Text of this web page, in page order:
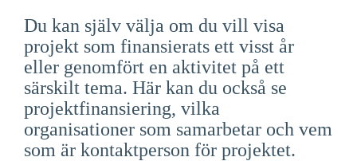
English
Skandinaviska
Suomi
Íslenska
Du kan själv välja om du vill visa
projekt som finansierats ett visst år
eller genomfört en aktivitet på ett
särskilt tema. Här kan du också se
projektfinansiering, vilka
organisationer som samarbetar och vem
som är kontaktperson för projektet.